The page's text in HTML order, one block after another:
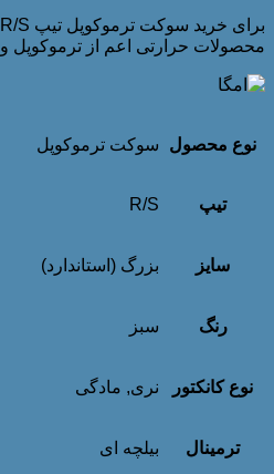
برای خرید سوکت ترموکوپل تیپ R/S بزرگ می توانید به مرجع معتبر و با سابقه گروه صنعتی پارس صنایع مراجعه نمایید. در این مجموعه علاوه بر
محصولات حرارتی اعم از ترموکوپل و RTD موجود می باشد. در مجموعه ما بهترین برند سوکت رابط ترموکوپل یعنی برند
نوع محصول سوکت ترموکوپل
تیپ R/S
سایز بزرگ (استاندارد)
رنگ سبز
نوع کانکتور نری, مادگی
ترمینال بیلچه ای